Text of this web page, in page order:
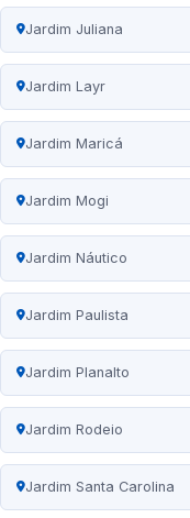
Jardim Juliana
Jardim Layr
Jardim Maricá
Jardim Mogi
Jardim Náutico
Jardim Paulista
Jardim Planalto
Jardim Rodeio
Jardim Santa Carolina